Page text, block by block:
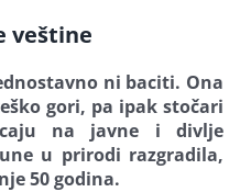
veštine
ni baciti. Ona
gori, pa ipak stočari
na javne i divlje
u prirodi razgradila,
50 godina.